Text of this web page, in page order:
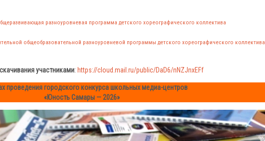
разноуровневая программа детского хореографического коллектива
общеобразовательной разноуровневой программы детского хореографического коллектива
участниками: https://cloud.mail.ru/public/DaD6/nNZJnxEFf
проведения городского конкурса школьных медиа-центров
«Юность Самары — 2026»